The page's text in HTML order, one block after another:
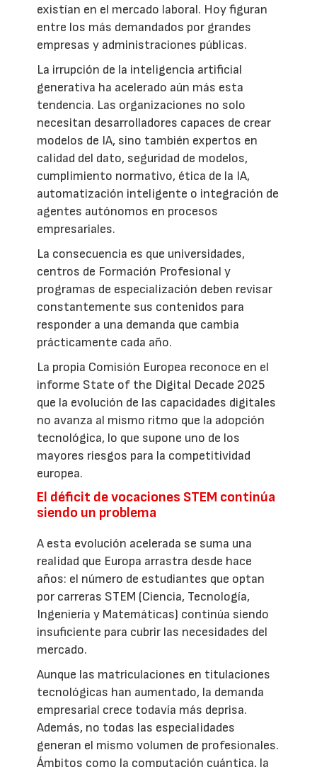
existían en el mercado laboral. Hoy figuran
entre los más demandados por grandes
empresas y administraciones públicas.
La irrupción de la inteligencia artificial
generativa ha acelerado aún más esta
tendencia. Las organizaciones no solo
necesitan desarrolladores capaces de crear
modelos de IA, sino también expertos en
calidad del dato, seguridad de modelos,
cumplimiento normativo, ética de la IA,
automatización inteligente o integración de
agentes autónomos en procesos
empresariales.
La consecuencia es que universidades,
centros de Formación Profesional y
programas de especialización deben revisar
constantemente sus contenidos para
responder a una demanda que cambia
prácticamente cada año.
La propia Comisión Europea reconoce en el
informe State of the Digital Decade 2025
que la evolución de las capacidades digitales
no avanza al mismo ritmo que la adopción
tecnológica, lo que supone uno de los
mayores riesgos para la competitividad
europea.
El déficit de vocaciones STEM continúa
siendo un problema
A esta evolución acelerada se suma una
realidad que Europa arrastra desde hace
años: el número de estudiantes que optan
por carreras STEM (Ciencia, Tecnología,
Ingeniería y Matemáticas) continúa siendo
insuficiente para cubrir las necesidades del
mercado.
Aunque las matriculaciones en titulaciones
tecnológicas han aumentado, la demanda
empresarial crece todavía más deprisa.
Además, no todas las especialidades
generan el mismo volumen de profesionales.
Ámbitos como la computación cuántica, la